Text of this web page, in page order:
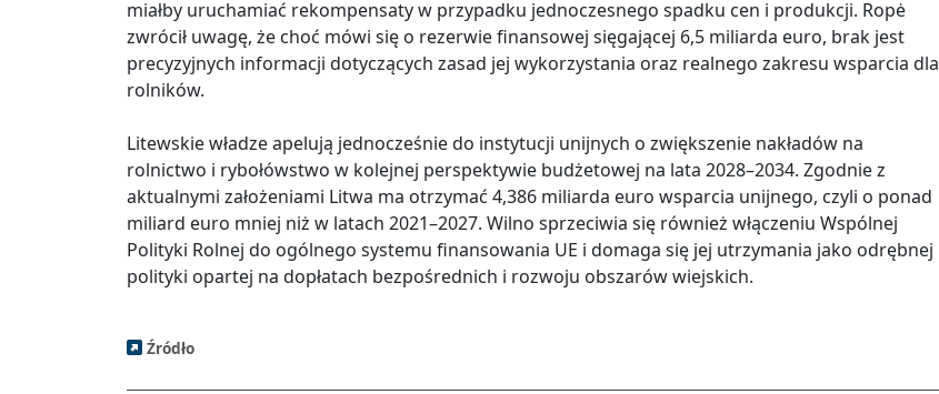
miałby uruchamiać rekompensaty w przypadku jednoczesnego spadku cen i produkcji. Ropė
zwrócił uwagę, że choć mówi się o rezerwie finansowej sięgającej 6,5 miliarda euro, brak jest
precyzyjnych informacji dotyczących zasad jej wykorzystania oraz realnego zakresu wsparcia dla
rolników.
Litewskie władze apelują jednocześnie do instytucji unijnych o zwiększenie nakładów na
rolnictwo i rybołówstwo w kolejnej perspektywie budżetowej na lata 2028–2034. Zgodnie z
aktualnymi założeniami Litwa ma otrzymać 4,386 miliarda euro wsparcia unijnego, czyli o ponad
miliard euro mniej niż w latach 2021–2027. Wilno sprzeciwia się również włączeniu Wspólnej
Polityki Rolnej do ogólnego systemu finansowania UE i domaga się jej utrzymania jako odrębnej
polityki opartej na dopłatach bezpośrednich i rozwoju obszarów wiejskich.
Źródło